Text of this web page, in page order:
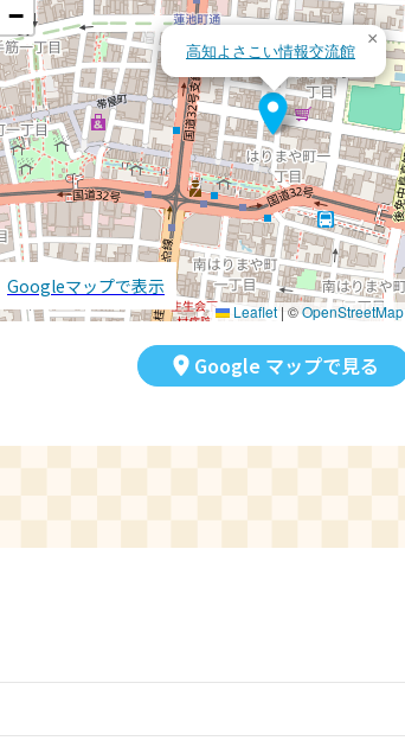
高知よさこい情報交流館
×
−
Leaflet | ©OpenStreetMap
Googleマップで表示
Google マップで見る